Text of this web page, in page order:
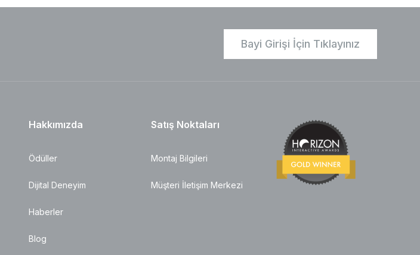
Bayi Girişi İçin Tıklayınız
Hakkımızda
Ödüller
Dijital Deneyim
Haberler
Blog
Satış Noktaları
Montaj Bilgileri
Müşteri İletişim Merkezi